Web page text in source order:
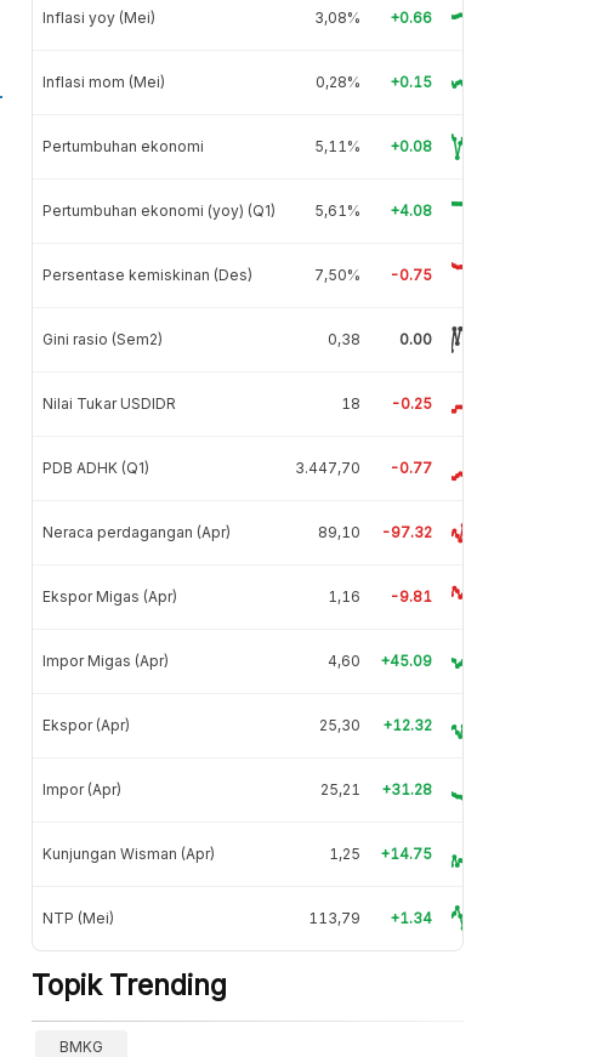
Inflasi yoy (Mei) 3,08% +0.66
Inflasi mom (Mei) 0,28% +0.15
Pertumbuhan ekonomi 5,11% +0.08
Pertumbuhan ekonomi (yoy) (Q1) 5,61% +4.08
Persentase kemiskinan (Des) 7,50% -0.75
Gini rasio (Sem2) 0,38 0.00
Nilai Tukar USDIDR 18 -0.25
PDB ADHK (Q1) 3.447,70 -0.77
Neraca perdagangan (Apr) 89,10 -97.32
Ekspor Migas (Apr) 1,16 -9.81
Impor Migas (Apr) 4,60 +45.09
Ekspor (Apr) 25,30 +12.32
Impor (Apr) 25,21 +31.28
Kunjungan Wisman (Apr) 1,25 +14.75
NTP (Mei) 113,79 +1.34
Topik Trending
BMKG